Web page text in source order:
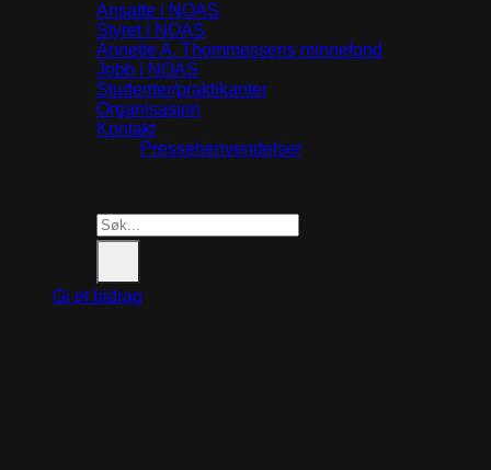
Ansatte i NOAS
Styret i NOAS
Annette A. Thommessens minnefond
Jobb i NOAS
Studenter/praktikanter
Organisasjon
Kontakt
Pressehenvendelser
Search
for:
Gi et bidrag